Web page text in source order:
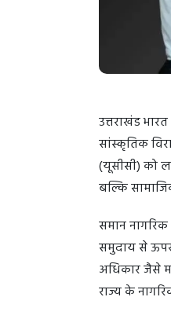
उत्तराखंड
सांस्कृतिक
(यूसीसी) को
बल्कि
समान
समुदाय से ऊपर
अधिकार जैसे
राज्य के